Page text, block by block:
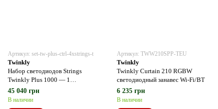
Артикул: set-tw-plus-ctrl-4xstrings-t
Twinkly
Набор светодиодов Strings
Twinkly Plus 1000 — 1
контроллер + 4 Strings 250 RGBW
L
45 040 грн
В наличии
Артикул: TWW210SPP-TEU
Twinkly
Twinkly Curtain 210 RGBW
светодиодный занавес Wi-Fi/BT
6 235 грн
В наличии